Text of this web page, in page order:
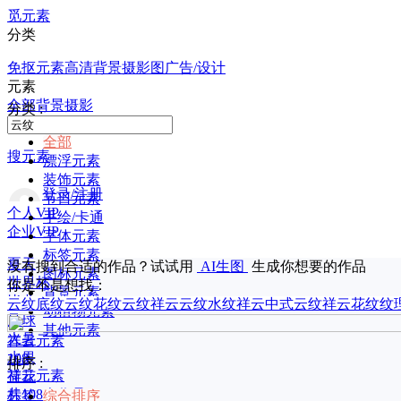
觅元素
分类
免抠元素高清背景摄影图 广告/设计
元素
全部背景摄影
搜元素
登录/注册
个人VIP
企业VIP
夏天
世界杯
毕业
足球
大暑
水果
荷花
标签
分类 :
全部
漂浮元素
装饰元素
节日元素
手绘/卡通
字体元素
标签元素
图标元素
背景元素
动植物元素
其他元素
排序 :
综合排序
没有搜到合适的作品？试试用 AI生图 生成你想要的作品
你是不是想找：
云纹底纹云纹花纹云纹祥云云纹水纹祥云中式云纹祥云花纹纹
祥云元素
108
祥云元素
共108个作品